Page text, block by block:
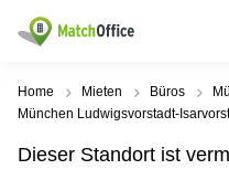
Mieten / Vermieten
Produktseiten
Beliebte
Städte
Beliebte
Suchanfragen
Hilfe
Home Mieten Büros
München Ludwigsvorstadt-
Dieser Standort ist